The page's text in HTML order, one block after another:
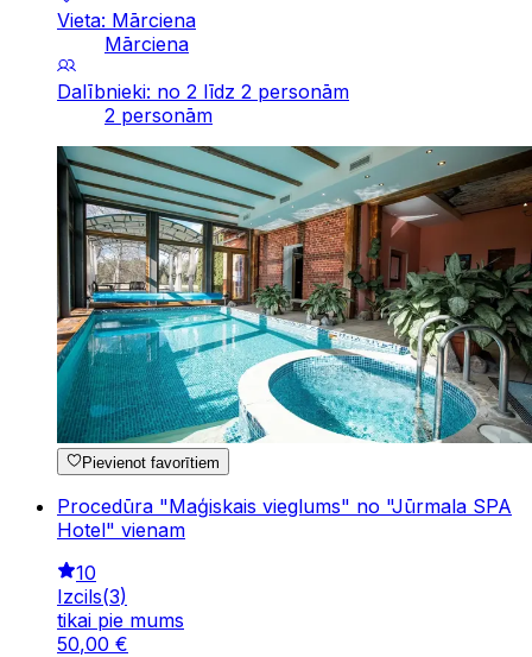
Vieta: Mārciena
Mārciena
Dalībnieki: no 2 līdz 2 personām
2 personām
Pievienot favorītiem
Procedūra "Maģiskais vieglums" no "Jūrmala SPA
Hotel" vienam
10
Izcils(3)
tikai pie mums
50,00 €